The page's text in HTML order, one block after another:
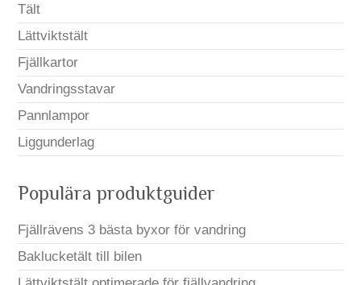
Tält
Lättviktstält
Fjällkartor
Vandringsstavar
Pannlampor
Liggunderlag
Populära produktguider
Fjällrävens 3 bästa byxor för vandring
Baklucketält till bilen